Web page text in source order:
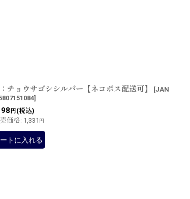
ョウサゴシシルバー【ネコポス配送可】 [JAN
]
円(税込)
価格: 1,331 円
トに入れる